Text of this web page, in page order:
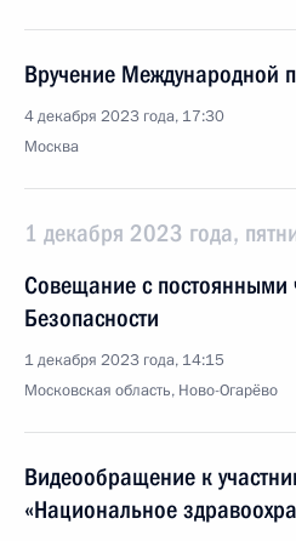
Вручение Международной
4 декабря 2023 года, 17:30
Москва
1 декабря 2023 года,
Совещание с постоянными
Безопасности
1 декабря 2023 года, 14:15
Московская область, Ново-Огарёво
Видеообращение к
«Национальное